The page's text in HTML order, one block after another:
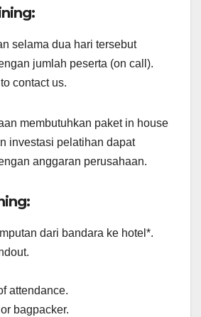
selama dua hari tersebut
jumlah peserta (on call).
contact us.
membutuhkan paket in house
investasi pelatihan dapat
anggaran perusahaan.
dari bandara ke hotel*.
attendance.
bagpacker.